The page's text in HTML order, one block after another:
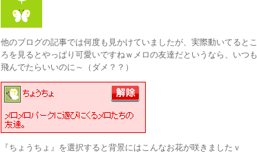
他のブログの記事では何度も見かけていましたが、実際動いてるとこ
ろを見るとやっぱり可愛いですねｗメロの友達だというなら、いつも
飛んでたらいいのに～（ダメ？？）
『ちょうちょ』を選択すると背景にはこんなお花が咲きましたｖ